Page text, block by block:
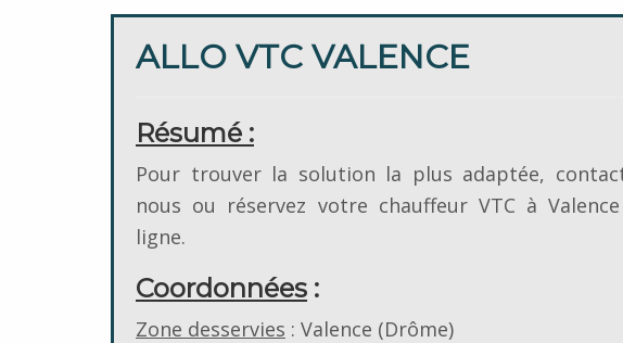
ALLO VTC VALENCE
Résumé :
Pour trouver la solution la plus adaptée,
nous ou réservez votre chauffeur VTC à
ligne.
Coordonnées :
Zone desservies : Valence (Drôme)